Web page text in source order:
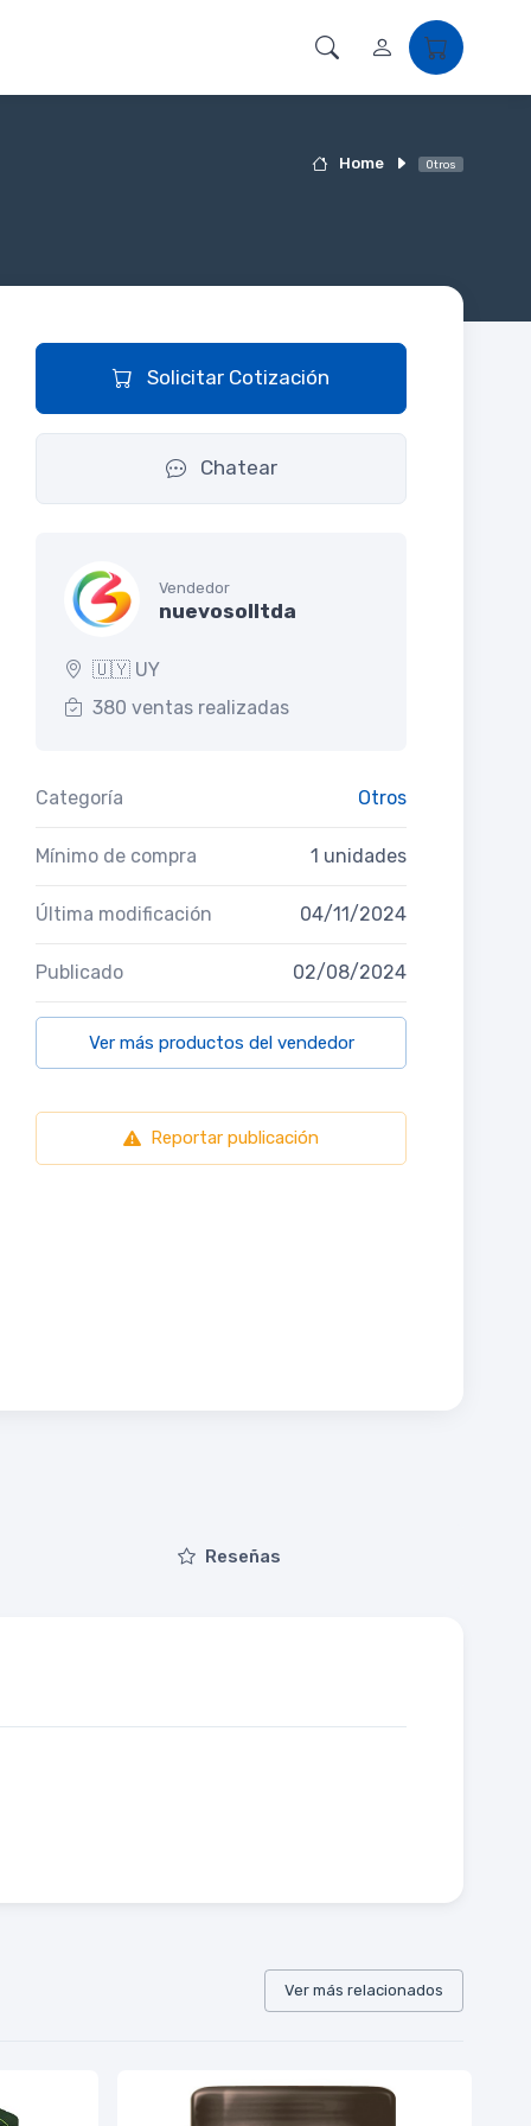
Home Otros
Solicitar Cotización
Chatear
Vendedor
nuevosolltda
🇺🇾 UY
380 ventas realizadas
Categoría Otros
Mínimo de compra 1 unidades
Última modificación 04/11/2024
Publicado 02/08/2024
Ver más productos del vendedor
Reportar publicación
Reseñas
Ver más relacionados